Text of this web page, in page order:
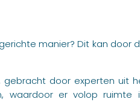
manier? Dit kan door
door experten uit
waardoor er volop ruimte